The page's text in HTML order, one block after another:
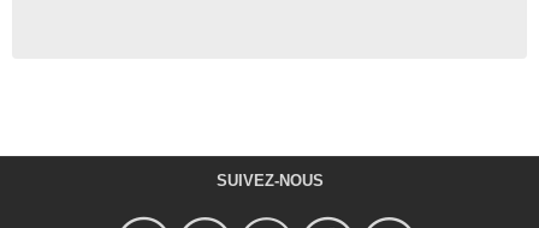
SUIVEZ-NOUS